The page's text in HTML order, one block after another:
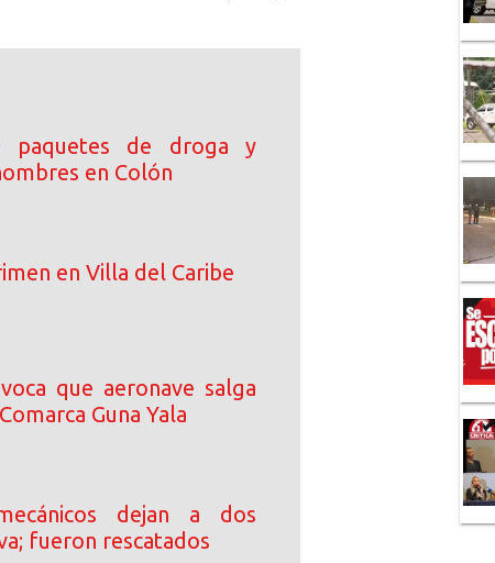
paquetes de droga y
en Colón
en Villa del Caribe
que aeronave salga
Guna Yala
dejan a dos
fueron rescatados